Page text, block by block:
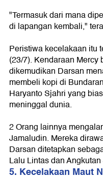
"Termasuk dari mana
di lapangan kembali,"
Peristiwa kecelakaan itu
(23/7). Kendaraan
dikemudikan Darsan
membeli kopi di
Haryanto Sjahri yang
meninggal dunia.
2 Orang lainnya
Jamaludin. Mereka
Darsan ditetapkan
Lalu Lintas dan
5. Kecelakaan Maut